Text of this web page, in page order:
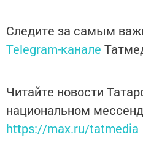
Следите за самым
Telegram-канале
Читайте новости
национальном
https://max.ru/tatmedia